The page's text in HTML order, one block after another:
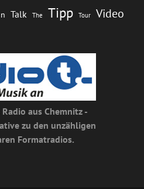
Talk The Tipp Tour Video
Radio aus Chemnitz -
zu den unzähligen
Formatradios.